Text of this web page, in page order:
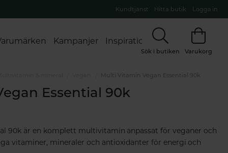
Kundtjänst Hitta butik Logga in
Kampanjer Inspiration
Sök i butiken Varukorg
Multi Vitamin Vegan Essential 90k
Essential 90k
90k är en komplett multivitamin anpassat för veganer och
vitaminer, mineraler och antioxidanter för energi och